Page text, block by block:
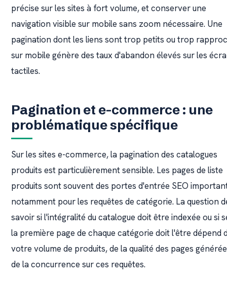
précise sur les sites à fort volume, et conserver une
navigation visible sur mobile sans zoom nécessaire. Une
pagination dont les liens sont trop petits ou trop
sur mobile génère des taux d'abandon élevés sur les
tactiles.
Pagination et e-commerce : une
problématique spécifique
Sur les sites e-commerce, la pagination des catalogues
produits est particulièrement sensible. Les pages de liste
produits sont souvent des portes d'entrée SEO
notamment pour les requêtes de catégorie. La question
savoir si l'intégralité du catalogue doit être indexée ou si
la première page de chaque catégorie doit l'être dépend
votre volume de produits, de la qualité des pages
de la concurrence sur ces requêtes.